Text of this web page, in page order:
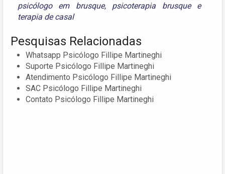
psicólogo em brusque, psicoterapia brusquee
terapia de casal
Pesquisas Relacionadas
Whatsapp Psicólogo Fillipe Martineghi
Suporte Psicólogo Fillipe Martineghi
Atendimento Psicólogo Fillipe Martineghi
SAC Psicólogo Fillipe Martineghi
Contato Psicólogo Fillipe Martineghi